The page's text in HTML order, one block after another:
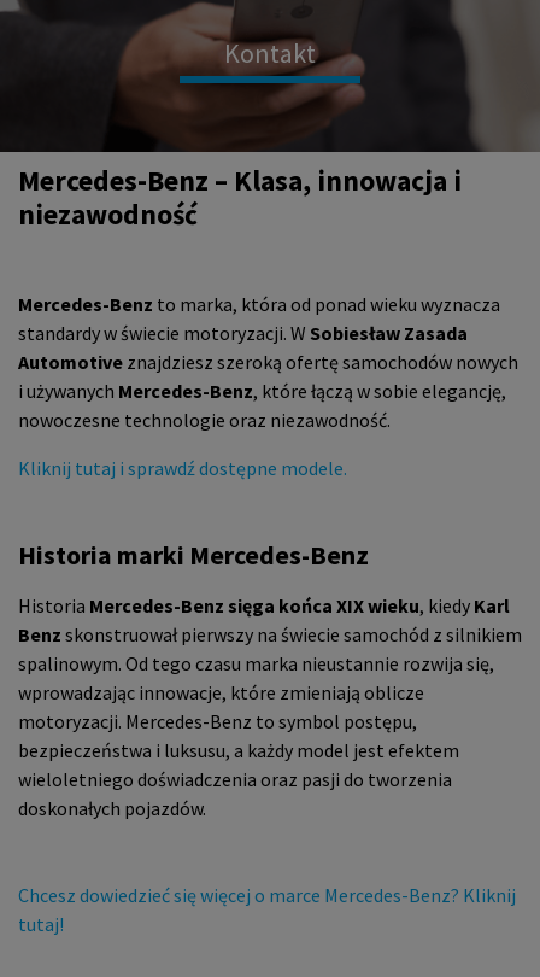
Kontakt
Mercedes-Benz – Klasa, innowacja i
niezawodność
Mercedes-Benz to marka, która od ponad wieku wyznacza
standardy w świecie motoryzacji. W Sobiesław Zasada
Automotive znajdziesz szeroką ofertę samochodów nowych
i używanych Mercedes-Benz, które łączą w sobie elegancję,
nowoczesne technologie oraz niezawodność.
Kliknij tutaj i sprawdź dostępne modele.
Historia marki Mercedes-Benz
Historia Mercedes-Benz sięga końca XIX wieku, kiedy Karl
Benz skonstruował pierwszy na świecie samochód z silnikiem
spalinowym. Od tego czasu marka nieustannie rozwija się,
wprowadzając innowacje, które zmieniają oblicze
motoryzacji. Mercedes-Benz to symbol postępu,
bezpieczeństwa i luksusu, a każdy model jest efektem
wieloletniego doświadczenia oraz pasji do tworzenia
doskonałych pojazdów.
Chcesz dowiedzieć się więcej o marce Mercedes-Benz? Kliknij
tutaj!